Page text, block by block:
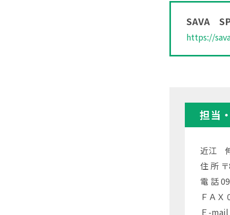
SAVA
https://
担当
近江
住 所
電 話
ＦＡＸ
Ｅ-